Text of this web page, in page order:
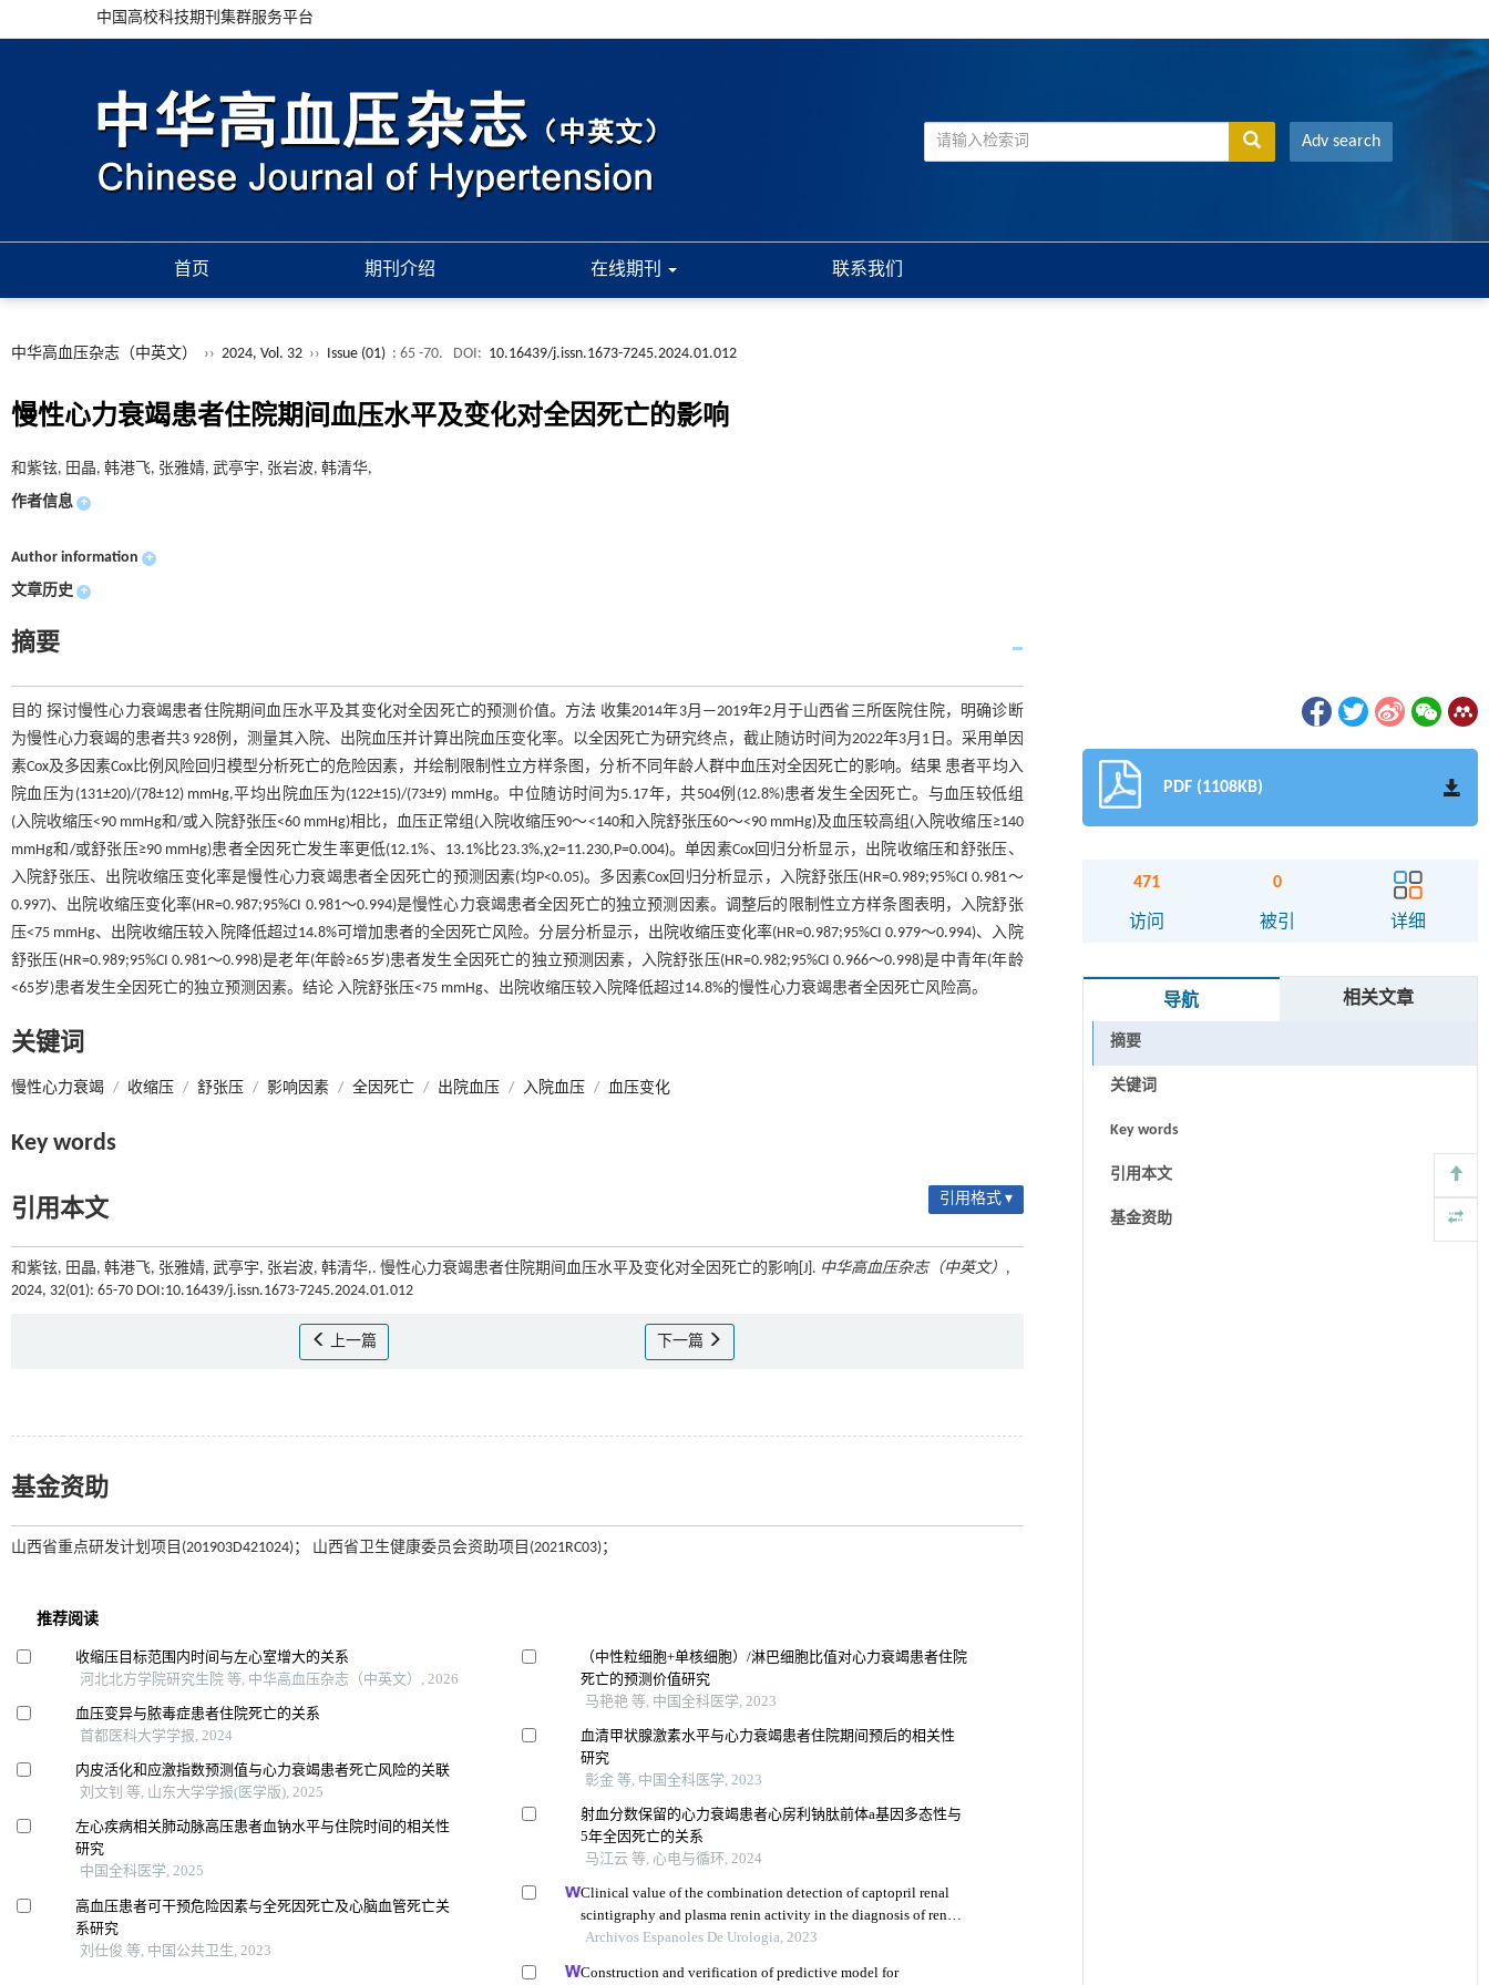
中国高校科技期刊集群服务平台
Adv search
首页 期刊介绍 在线期刊 联系我们
中华高血压杂志（中英文） ›› 2024, Vol. 32 ›› Issue (01) : 65 -70. DOI: 10.16439/j.issn.1673-7245.2024.01.012
慢性心力衰竭患者住院期间血压水平及变化对全因死亡的影响
和紫铉, 田晶, 韩港飞, 张雅婧, 武亭宇, 张岩波, 韩清华,
作者信息 +
Author information +
文章历史 +
摘要
目的 探讨慢性心力衰竭患者住院期间血压水平及其变化对全因死亡的预测价值。方法 收集2014年3月—2019年2月于山西省三所医院住院，明确诊断
为慢性心力衰竭的患者共3 928例，测量其入院、出院血压并计算出院血压变化率。以全因死亡为研究终点，截止随访时间为2022年3月1日。采用单因
素Cox及多因素Cox比例风险回归模型分析死亡的危险因素，并绘制限制性立方样条图，分析不同年龄人群中血压对全因死亡的影响。结果 患者平均入
院血压为(131±20)/(78±12) mmHg,平均出院血压为(122±15)/(73±9) mmHg。中位随访时间为5.17年，共504例(12.8%)患者发生全因死亡。与血压较低组
(入院收缩压<90 mmHg和/或入院舒张压<60 mmHg)相比，血压正常组(入院收缩压90～<140和入院舒张压60～<90 mmHg)及血压较高组(入院收缩压≥140
mmHg和/或舒张压≥90 mmHg)患者全因死亡发生率更低(12.1%、13.1%比23.3%,χ2=11.230,P=0.004)。单因素Cox回归分析显示，出院收缩压和舒张压、
入院舒张压、出院收缩压变化率是慢性心力衰竭患者全因死亡的预测因素(均P<0.05)。多因素Cox回归分析显示，入院舒张压(HR=0.989;95%CI 0.981～
0.997)、出院收缩压变化率(HR=0.987;95%CI 0.981～0.994)是慢性心力衰竭患者全因死亡的独立预测因素。调整后的限制性立方样条图表明，入院舒张
压<75 mmHg、出院收缩压较入院降低超过14.8%可增加患者的全因死亡风险。分层分析显示，出院收缩压变化率(HR=0.987;95%CI 0.979～0.994)、入院
舒张压(HR=0.989;95%CI 0.981～0.998)是老年(年龄≥65岁)患者发生全因死亡的独立预测因素，入院舒张压(HR=0.982;95%CI 0.966～0.998)是中青年(年龄
<65岁)患者发生全因死亡的独立预测因素。结论 入院舒张压<75 mmHg、出院收缩压较入院降低超过14.8%的慢性心力衰竭患者全因死亡风险高。
关键词
慢性心力衰竭 / 收缩压 / 舒张压 / 影响因素 / 全因死亡 / 出院血压 / 入院血压 / 血压变化
Key words
引用本文 引用格式 ▾
和紫铉, 田晶, 韩港飞, 张雅婧, 武亭宇, 张岩波, 韩清华,. 慢性心力衰竭患者住院期间血压水平及变化对全因死亡的影响[J]. 中华高血压杂志（中英文） ,
2024, 32(01): 65-70 DOI:10.16439/j.issn.1673-7245.2024.01.012
上一篇 下一篇
基金资助
山西省重点研发计划项目(201903D421024)； 山西省卫生健康委员会资助项目(2021RC03)；
PDF (1108KB)
471
访问
0
被引 详细
导航 相关文章
摘要
关键词
Key words
引用本文
基金资助